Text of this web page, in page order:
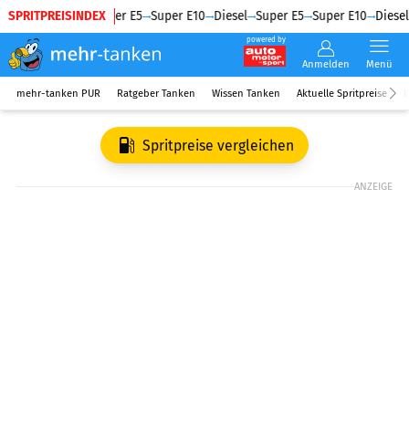
SPRITPREISINDEX
Diesel Super E5 Super E10 Diesel Super E5 Super E10 Diesel
powered by
Anmelden Menü
mehr-tanken PUR Ratgeber Tanken Wissen Tanken Aktuelle Spritpreise
Spritpreise vergleichen
ANZEIGE